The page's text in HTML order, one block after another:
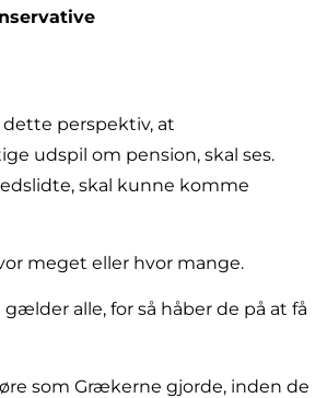
perspektiv, at
udspil om pension, skal ses.
skal kunne komme
meget eller hvor mange.
alle, for så håber de på at få
som Grækerne gjorde, inden de